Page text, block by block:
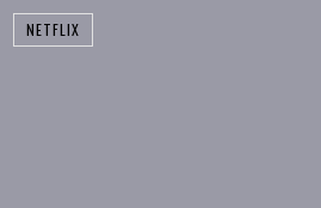
NETFLIX